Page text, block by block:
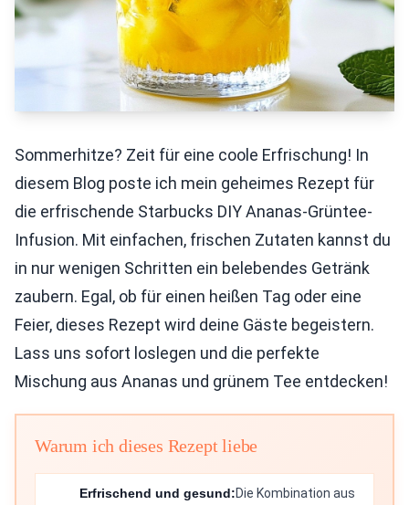
Sommerhitze? Zeit für eine coole Erfrischung! In
diesem Blog poste ich mein geheimes Rezept für
die erfrischende Starbucks DIY Ananas-Grüntee-
Infusion. Mit einfachen, frischen Zutaten kannst du
in nur wenigen Schritten ein belebendes Getränk
zaubern. Egal, ob für einen heißen Tag oder eine
Feier, dieses Rezept wird deine Gäste begeistern.
Lass uns sofort loslegen und die perfekte
Mischung aus Ananas und grünem Tee entdecken!
Warum ich dieses Rezept liebe
Erfrischend und gesund:Die Kombination aus